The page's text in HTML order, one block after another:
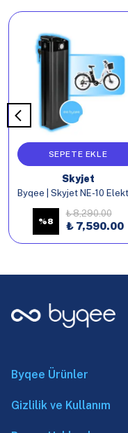
SEPETE EKLE
Skyjet
%8
₺ 8,290.00
₺ 7,590.00
Byqee Ürünler
Gizlilik ve Kullanım